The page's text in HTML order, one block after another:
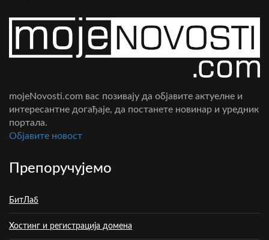
mojeNovosti.com вас позивају да објавите актуелне и
интересантне догађаје, да постанете новинар и уредник
портала.
Oбјавите новост
Препоручујемо
БитЛаб
Хостинг и регистрација домена